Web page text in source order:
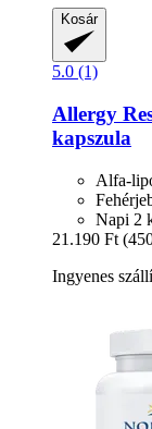
Kosár
5.0 (1)
Allergy
kapszula
Alfa-
Napi 2
21.190 Ft
Ingyenes